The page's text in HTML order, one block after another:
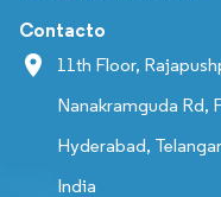
Contacto
11th Floor,
Nanakramguda Rd,
Hyderabad,
India